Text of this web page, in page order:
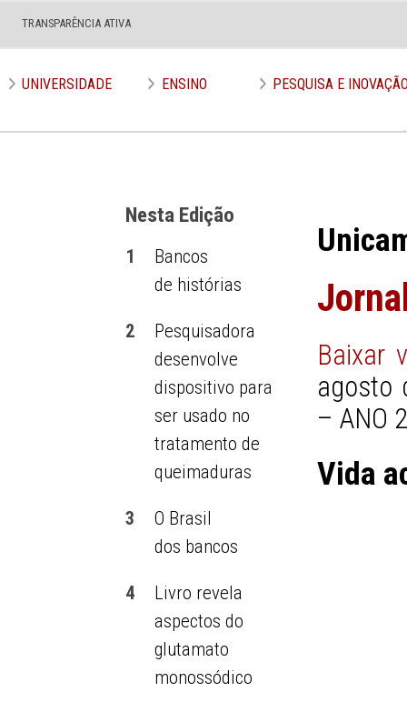
TRANSPARÊNCIA ATIVA
UNIVERSIDADE ENSINO PESQUISA E
Edição nº 535
Nesta Edição
1
Bancos
de histórias
2
Pesquisadora
desenvolve
dispositivo para
ser usado no
tratamento de
queimaduras
3
O Brasil
dos bancos
4
Livro revela
aspectos do
glutamato
monossódico
Baixar
agosto
– ANO
Vida